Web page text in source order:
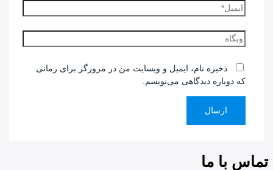
ایمیل*
وبگاه
ذخیره نام، ایمیل و وبسایت من در مرورگر برای زمانی
که دوباره دیدگاهی می‌نویسم.
تماس با ما